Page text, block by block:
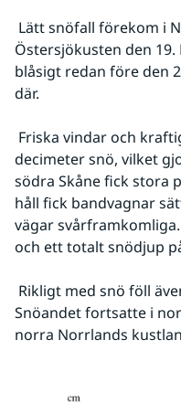
Östersjökusten den
blåsigt redan före den
där.
decimeter snö, vilket
södra Skåne fick stora
håll fick bandvagnar
vägar
och ett totalt snödjup
Snöandet fortsatte i
norra Norrlands